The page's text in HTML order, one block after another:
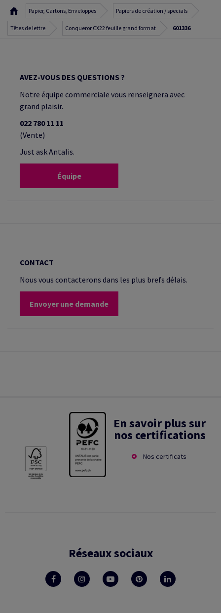
Papier, Cartons, Enveloppes Papiers de création / specials
Têtes de lettre Conqueror CX22 feuille grand format 601336
AVEZ-VOUS DES QUESTIONS ?
Notre équipe commerciale vous renseignera avec
grand plaisir.
022 780 11 11
(Vente)
Just ask Antalis.
Équipe
CONTACT
Nous vous contacterons dans les plus brefs délais.
Envoyer une demande
En savoir plus sur
nos certifications
Nos certificats
Réseaux sociaux